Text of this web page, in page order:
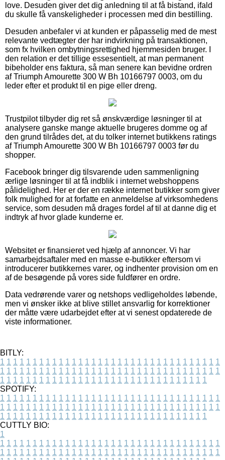
love. Desuden giver det dig anledning til at få bistand, ifald
du skulle få vanskeligheder i processen med din bestilling.
Desuden anbefaler vi at kunden er påpasselig med de mest
relevante vedtægter der har indvirkning på transaktionen,
som fx hvilken ombytningsrettighed hjemmesiden bruger. I
den relation er det tillige essesentielt, at man permanent
bibeholder ens faktura, så man senere kan bevidne ordren
af Triumph Amourette 300 W Bh 10166797 0003, om du
leder efter et produkt til en pige eller dreng.
Trustpilot tilbyder dig ret så ønskværdige løsninger til at
analysere ganske mange aktuelle brugeres domme og af
den grund tilrådes det, at du tolker internet butikkens ratings
af Triumph Amourette 300 W Bh 10166797 0003 før du
shopper.
Facebook bringer dig tilsvarende uden sammenligning
ærlige løsninger til at få indblik i internet webshoppens
pålidelighed. Her er der en række internet butikker som giver
folk mulighed for at forfatte en anmeldelse af virksomhedens
service, som desuden må drages fordel af til at danne dig et
indtryk af hvor glade kunderne er.
Websitet er finansieret ved hjælp af annoncer. Vi har
samarbejdsaftaler med en masse e-butikker eftersom vi
introducerer butikkernes varer, og indhenter provision om en
af de besøgende på vores side fuldfører en ordre.
Data vedrørende varer og netshops vedligeholdes løbende,
men vi ønsker ikke at blive stillet ansvarlig for korrektioner
der måtte være udarbejdet efter at vi senest opdaterede de
viste informationer.
BITLY:
1 1 1 1 1 1 1 1 1 1 1 1 1 1 1 1 1 1 1 1 1 1 1 1 1 1 1 1 1 1 1 1 1 1
1 1 1 1 1 1 1 1 1 1 1 1 1 1 1 1 1 1 1 1 1 1 1 1 1 1 1 1 1 1 1 1 1 1
1 1 1 1 1 1 1 1 1 1 1 1 1 1 1 1 1 1 1 1 1 1 1 1 1 1 1 1 1 1 1 1
SPOTIFY:
1 1 1 1 1 1 1 1 1 1 1 1 1 1 1 1 1 1 1 1 1 1 1 1 1 1 1 1 1 1 1 1 1 1
1 1 1 1 1 1 1 1 1 1 1 1 1 1 1 1 1 1 1 1 1 1 1 1 1 1 1 1 1 1 1 1 1 1
1 1 1 1 1 1 1 1 1 1 1 1 1 1 1 1 1 1 1 1 1 1 1 1 1 1 1 1 1 1 1 1
CUTTLY BIO:
1
1 1 1 1 1 1 1 1 1 1 1 1 1 1 1 1 1 1 1 1 1 1 1 1 1 1 1 1 1 1 1 1 1 1
1 1 1 1 1 1 1 1 1 1 1 1 1 1 1 1 1 1 1 1 1 1 1 1 1 1 1 1 1 1 1 1 1 1